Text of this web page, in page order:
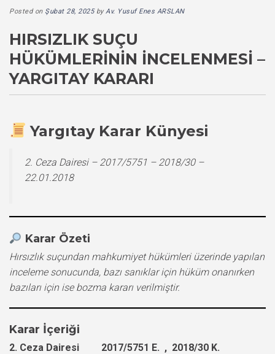
Posted on Şubat 28, 2025byAv. Yusuf Enes ARSLAN
HIRSIZLIK SUÇU
HÜKÜMLERININ İNCELENMESI –
YARGITAY KARARI
Yargıtay Karar Künyesi
2. Ceza Dairesi – 2017/5751 – 2018/30 –
22.01.2018
Karar Özeti
Hırsızlık suçundan mahkumiyet hükümleri üzerinde yapılan
inceleme sonucunda, bazı sanıklar için hüküm onanırken
bazıları için ise bozma kararı verilmiştir.
Karar İçeriği
2. Ceza Dairesi 2017/5751 E. , 2018/30 K.